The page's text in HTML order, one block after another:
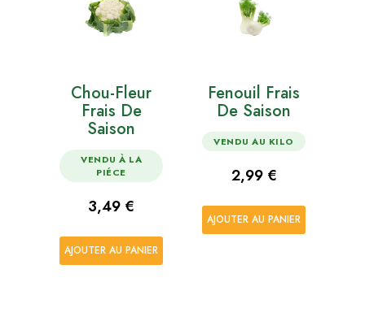
Chou-Fleur
Frais De
Saison
VENDU À LA
PIÉCE
Prix
3,49 €
AJOUTER AU PANIER
Fenouil Frais
De Saison
VENDU AU KILO
Prix
2,99 €
AJOUTER AU PANIER